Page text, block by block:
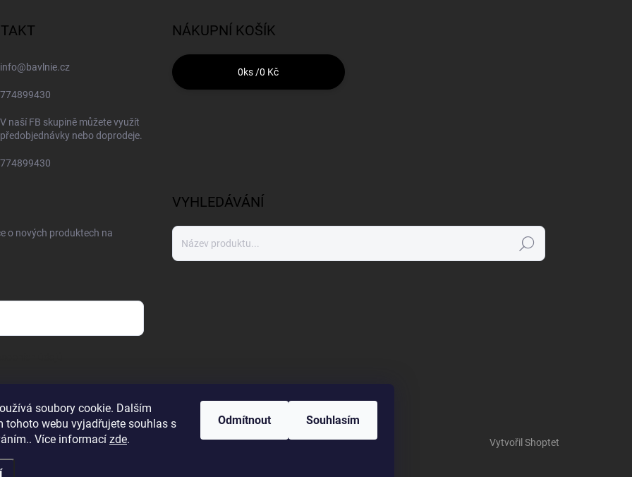
soubory cookie. Dalším
tohoto webu vyjadřujete souhlas s
Více informací zde.
Odmítnout Souhlasím
info@bavlnie.cz
774899430
V naší FB skupině můžete využít
předobjednávky nebo doprodeje.
774899430
NÁKUPNÍ KOŠÍK
0ks /0 Kč
o nových produktech na
VYHLEDÁVÁNÍ
Hledat
Vytvořil Shoptet